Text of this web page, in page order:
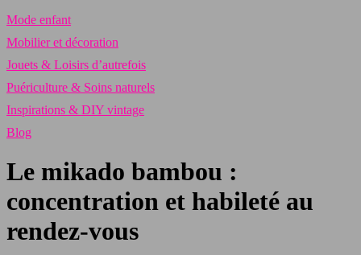
Mode enfant
Mobilier et décoration
Jouets & Loisirs d’autrefois
Puériculture & Soins naturels
Inspirations & DIY vintage
Blog
Le mikado bambou :
concentration et habileté au
rendez-vous